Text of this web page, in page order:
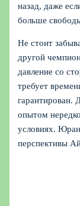
назад, даже
больше
Не стоит
другой
давление со
требует
гарантирован.
опытом
условиях.
перспективы